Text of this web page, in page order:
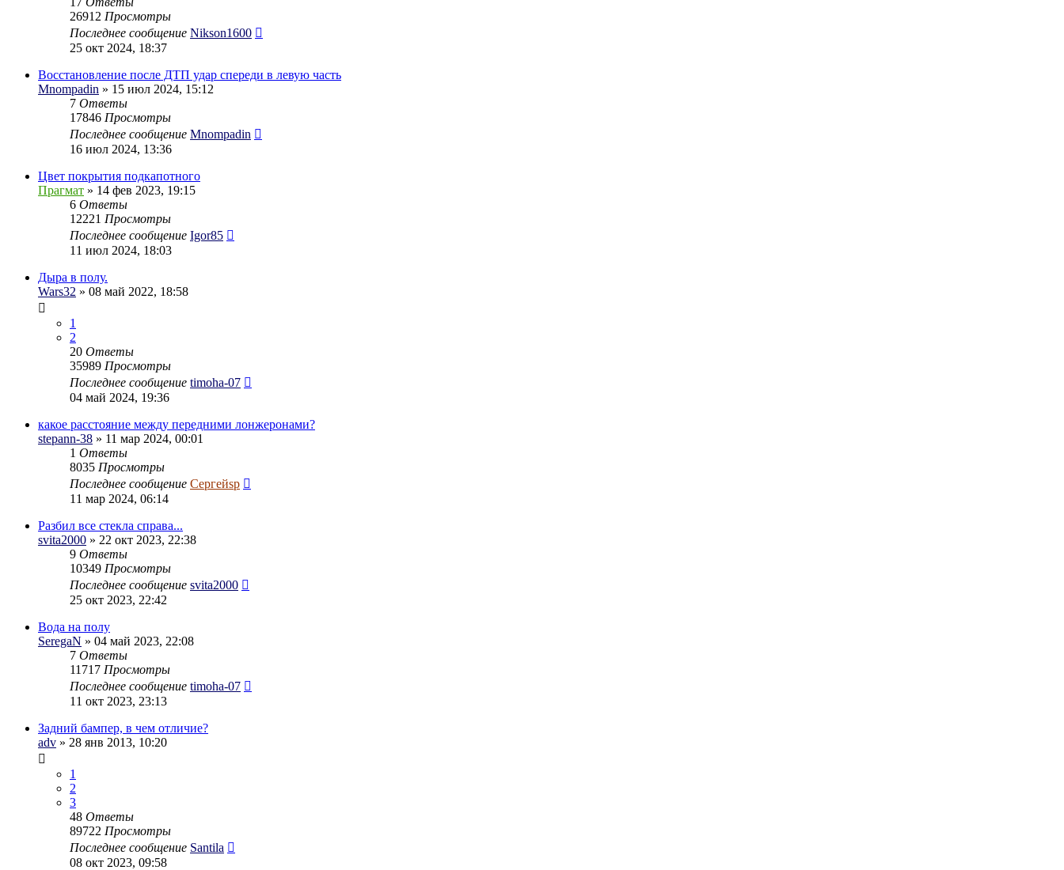
26912 Просмотры
Последнее сообщение Nikson1600
25 окт 2024, 18:37
Восстановление после ДТП удар спереди в левую часть
Mnompadin » 15 июл 2024, 15:12
7 Ответы
17846 Просмотры
Последнее сообщение Mnompadin
16 июл 2024, 13:36
Цвет покрытия подкапотного
Прагмат » 14 фев 2023, 19:15
6 Ответы
12221 Просмотры
Последнее сообщение Igor85
11 июл 2024, 18:03
Дыра в полу.
Wars32 » 08 май 2022, 18:58
1
2
20 Ответы
35989 Просмотры
Последнее сообщение timoha-07
04 май 2024, 19:36
какое расстояние между передними лонжеронами?
stepann-38 » 11 мар 2024, 00:01
1 Ответы
8035 Просмотры
Последнее сообщение Сергейsp
11 мар 2024, 06:14
Разбил все стекла справа...
svita2000 » 22 окт 2023, 22:38
9 Ответы
10349 Просмотры
Последнее сообщение svita2000
25 окт 2023, 22:42
Вода на полу
SeregaN » 04 май 2023, 22:08
7 Ответы
11717 Просмотры
Последнее сообщение timoha-07
11 окт 2023, 23:13
Задний бампер, в чем отличие?
adv » 28 янв 2013, 10:20
1
2
3
48 Ответы
89722 Просмотры
Последнее сообщение Santila
08 окт 2023, 09:58